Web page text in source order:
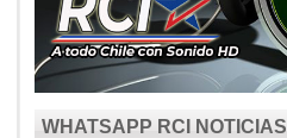
WHATSAPP RCI NOTICIAS